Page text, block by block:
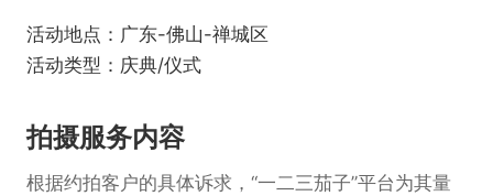
活动地点：广东-佛山-禅城区
活动类型：庆典/仪式
拍摄服务内容
根据约拍客户的具体诉求，“一二三茄子”平台为其量